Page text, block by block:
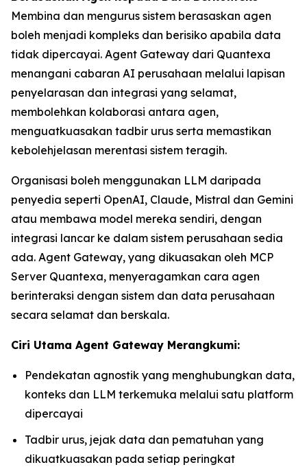
Membina dan mengurus sistem berasaskan agen
boleh menjadi kompleks dan berisiko apabila data
tidak dipercayai. Agent Gateway dari Quantexa
menangani cabaran AI perusahaan melalui lapisan
penyelarasan dan integrasi yang selamat,
membolehkan kolaborasi antara agen,
menguatkuasakan tadbir urus serta memastikan
kebolehjelasan merentasi sistem teragih.
Organisasi boleh menggunakan LLM daripada
penyedia seperti OpenAI, Claude, Mistral dan Gemini
atau membawa model mereka sendiri, dengan
integrasi lancar ke dalam sistem perusahaan sedia
ada. Agent Gateway, yang dikuasakan oleh MCP
Server Quantexa, menyeragamkan cara agen
berinteraksi dengan sistem dan data perusahaan
secara selamat dan berskala.
Ciri Utama Agent Gateway Merangkumi:
Pendekatan agnostik yang menghubungkan data,
konteks dan LLM terkemuka melalui satu platform
dipercayai
Tadbir urus, jejak data dan pematuhan yang
dikuatkuasakan pada setiap peringkat